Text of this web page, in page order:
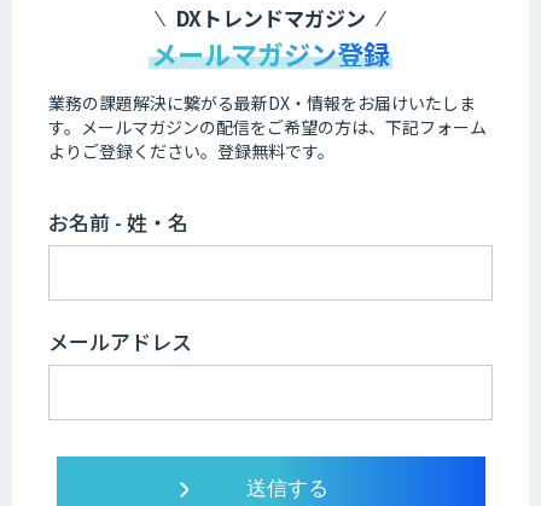
DXトレンドマガジン
メールマガジン登録
業務の課題解決に繋がる最新DX・情報をお届けいたしま
す。 メールマガジンの配信をご希望の方は、下記フォーム
よりご登録ください。登録無料です。
お名前 - 姓・名
メールアドレス